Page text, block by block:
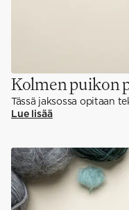
Kolmen puikon
Tässä jaksossa opitaan
Lue lisää